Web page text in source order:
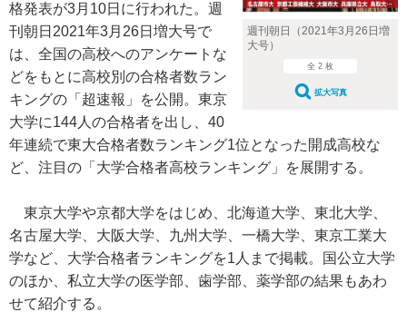
週刊朝日（2021年3月26日増
大号）
全 2 枚
拡大写真
格発表が3月10日に行われた。週
刊朝日2021年3月26日増大号で
は、全国の高校へのアンケートな
どをもとに高校別の合格者数ラン
キングの「超速報」を公開。東京
大学に144人の合格者を出し、40
年連続で東大合格者数ランキング1位となった開成高校な
ど、注目の「大学合格者高校ランキング」を展開する。
東京大学や京都大学をはじめ、北海道大学、東北大学、
名古屋大学、大阪大学、九州大学、一橋大学、東京工業大
学など、大学合格者ランキングを1人まで掲載。国公立大学
のほか、私立大学の医学部、歯学部、薬学部の結果もあわ
せて紹介する。